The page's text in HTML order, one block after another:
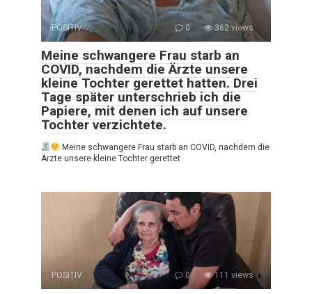
POSITIV 0 362 views
Meine schwangere Frau starb an
COVID, nachdem die Ärzte unsere
kleine Tochter gerettet hatten. Drei
Tage später unterschrieb ich die
Papiere, mit denen ich auf unsere
Tochter verzichtete.
Meine schwangere Frau starb an COVID, nachdem die
Ärzte unsere kleine Tochter gerettet
POSITIV 0 111 views